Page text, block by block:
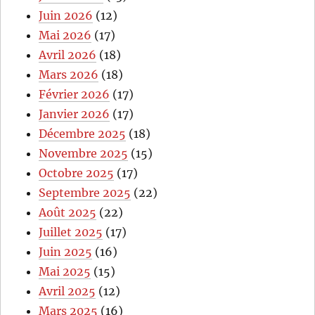
Juin 2026 (12)
Mai 2026 (17)
Avril 2026 (18)
Mars 2026 (18)
Février 2026 (17)
Janvier 2026 (17)
Décembre 2025 (18)
Novembre 2025 (15)
Octobre 2025 (17)
Septembre 2025 (22)
Août 2025 (22)
Juillet 2025 (17)
Juin 2025 (16)
Mai 2025 (15)
Avril 2025 (12)
Mars 2025 (16)